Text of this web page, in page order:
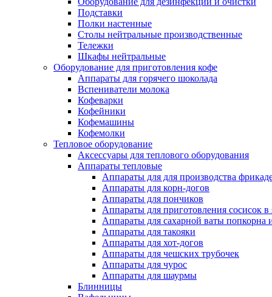
Подставки
Полки настенные
Столы нейтральные производственные
Тележки
Шкафы нейтральные
Оборудование для приготовления кофе
Аппараты для горячего шоколада
Вспениватели молока
Кофеварки
Кофейники
Кофемашины
Кофемолки
Тепловое оборудование
Аксессуары для теплового оборудования
Аппараты тепловые
Аппараты для для производства
Аппараты для корн-догов
Аппараты для пончиков
Аппараты для приготовления сосисок в
Аппараты для сахарной ваты попкорна
Аппараты для такояки
Аппараты для хот-догов
Аппараты для чешских трубочек
Аппараты для чурос
Аппараты для шаурмы
Блинницы